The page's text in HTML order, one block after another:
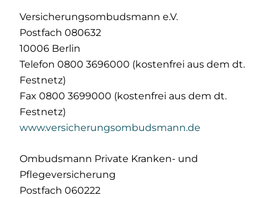
Versicherungsombudsmann e.V.
Postfach 080632
10006 Berlin
Telefon 0800 3696000 (kostenfrei aus dem dt.
Festnetz)
Fax 0800 3699000 (kostenfrei aus dem dt.
Festnetz)
www.versicherungsombudsmann.de
Ombudsmann Private Kranken- und
Pflegeversicherung
Postfach 060222